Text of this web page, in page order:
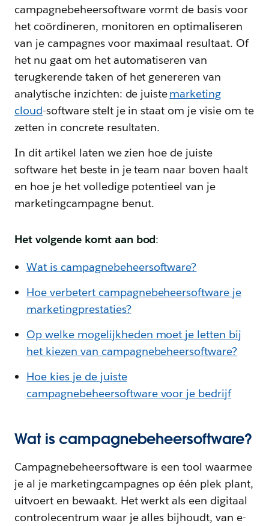
campagnebeheersoftware vormt de basis voor
het coördineren, monitoren en optimaliseren
van je campagnes voor maximaal resultaat. Of
het nu gaat om het automatiseren van
terugkerende taken of het genereren van
analytische inzichten: de juistemarketing
cloud-software stelt je in staat om je visie om te
zetten in concrete resultaten.
In dit artikel laten we zien hoe de juiste
software het beste in je team naar boven haalt
en hoe je het volledige potentieel van je
marketingcampagne benut.
Het volgende komt aan bod:
Wat is campagnebeheersoftware?
Hoe verbetert campagnebeheersoftware je
marketingprestaties?
Op welke mogelijkheden moet je letten bij
het kiezen van campagnebeheersoftware?
Hoe kies je de juiste
campagnebeheersoftware voor je bedrijf
Wat is campagnebeheersoftware?
Campagnebeheersoftware is een tool waarmee
je al je marketingcampagnes op één plek plant,
uitvoert en bewaakt. Het werkt als een digitaal
controlecentrum waar je alles bijhoudt, van e-